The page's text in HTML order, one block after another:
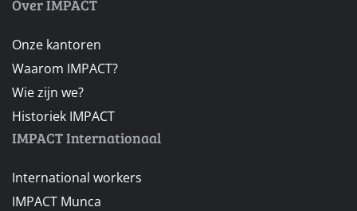
Over IMPACT
Onze kantoren
Waarom IMPACT?
Wie zijn we?
Historiek IMPACT
IMPACT Internationaal
International workers
IMPACT Munca